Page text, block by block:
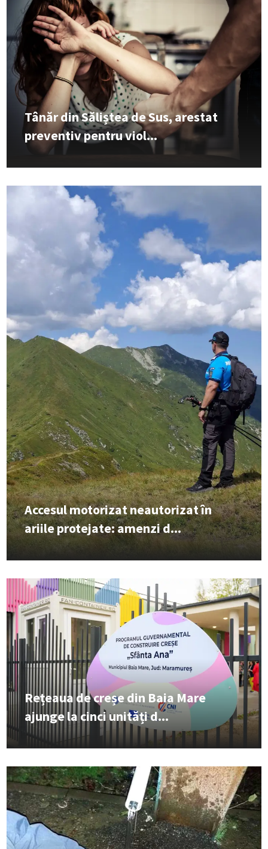
Tânăr din Săliștea de Sus, arestat
preventiv pentru viol...
Accesul motorizat neautorizat în
ariile protejate: amenzi d...
Rețeaua de creșe din Baia Mare
ajunge la cinci unități d...